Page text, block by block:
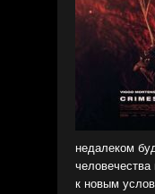
недалеком
человечества
к новым